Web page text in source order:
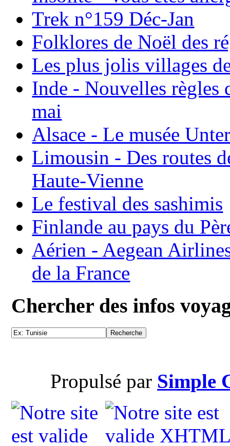
Trek n°159 Déc-Jan
Folklores de Noël des
Les plus jolis villages
Inde - Nouvelles règles
mai
Alsace - Le musée
Limousin - Des routes
Haute-Vienne
Le festival des sashimis
Finlande au pays du
Aérien - Aegean
de la France
Chercher des infos
Propulsé par Simple